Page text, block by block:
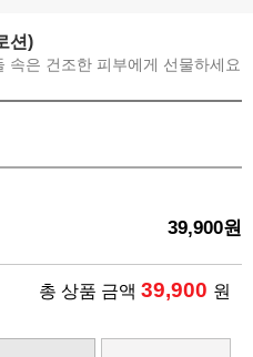
션)
속은 건조한 피부에게 선물하세요
39,900원
총 상품 금액 39,900 원